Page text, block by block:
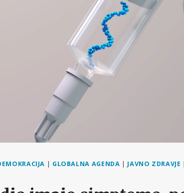
| GLOBALNA AGENDA | JAVNO ZDRAVJE